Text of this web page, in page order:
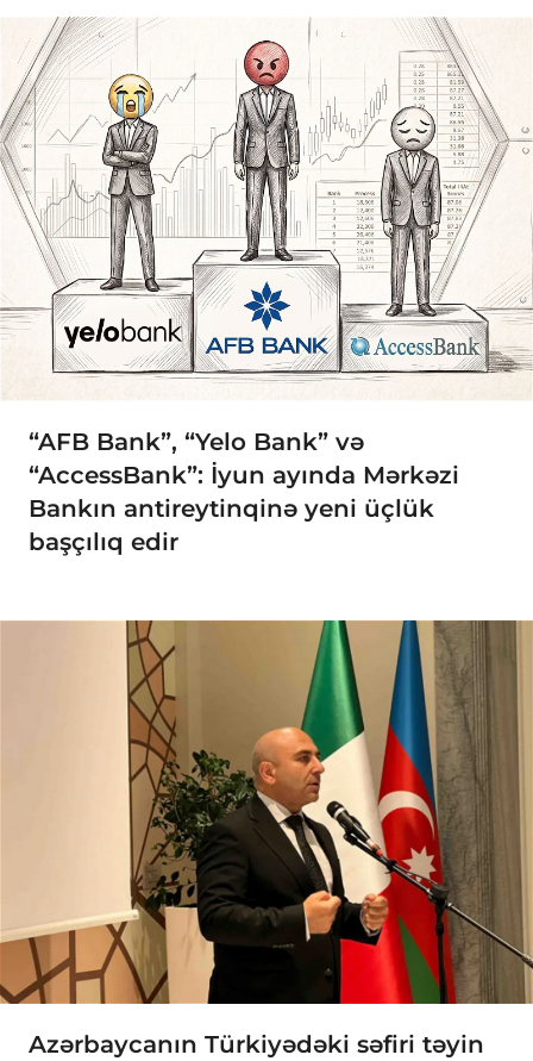
“AFB Bank”, “Yelo Bank” və
“AccessBank”: İyun ayında Mərkəzi
Bankın antireytinqinə yeni üçlük
başçılıq edir
Azərbaycanın Türkiyədəki səfiri təyin